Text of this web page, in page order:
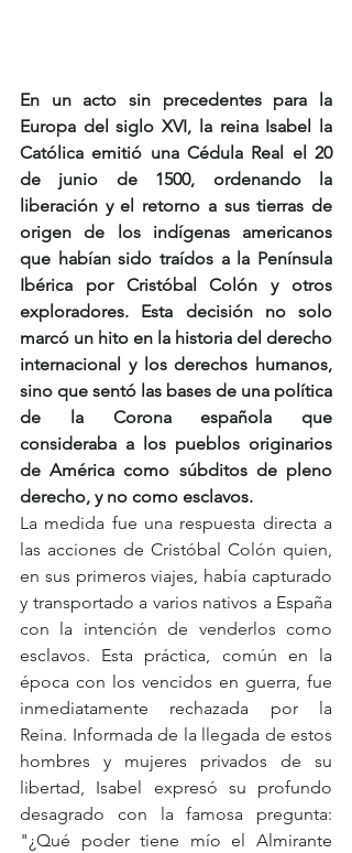
En un acto sin precedentes para la
Europa del siglo XVI, la reina Isabel la
Católica emitió una Cédula Real el 20
de junio de 1500, ordenando la
liberación y el retorno a sus tierras de
origen de los indígenas americanos
que habían sido traídos a la Península
Ibérica por Cristóbal Colón y otros
exploradores. Esta decisión no solo
marcó un hito en la historia del derecho
internacional y los derechos humanos,
sino que sentó las bases de una política
de la Corona española que
consideraba a los pueblos originarios
de América como súbditos de pleno
derecho, y no como esclavos.
La medida fue una respuesta directa a
las acciones de Cristóbal Colón quien,
en sus primeros viajes, había capturado
y transportado a varios nativos a España
con la intención de venderlos como
esclavos. Esta práctica, común en la
época con los vencidos en guerra, fue
inmediatamente rechazada por la
Reina. Informada de la llegada de estos
hombres y mujeres privados de su
libertad, Isabel expresó su profundo
desagrado con la famosa pregunta:
"¿Qué poder tiene mío el Almirante